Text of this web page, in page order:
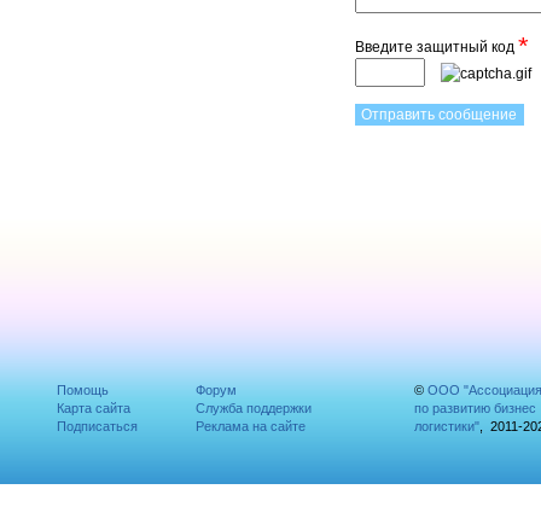
Введите защитный код *
Помощь
Карта сайта
Подписаться
Форум
Служба поддержки
Реклама на сайте
© ООО "Ассоциация
по развитию бизнес
логистики", 2011-